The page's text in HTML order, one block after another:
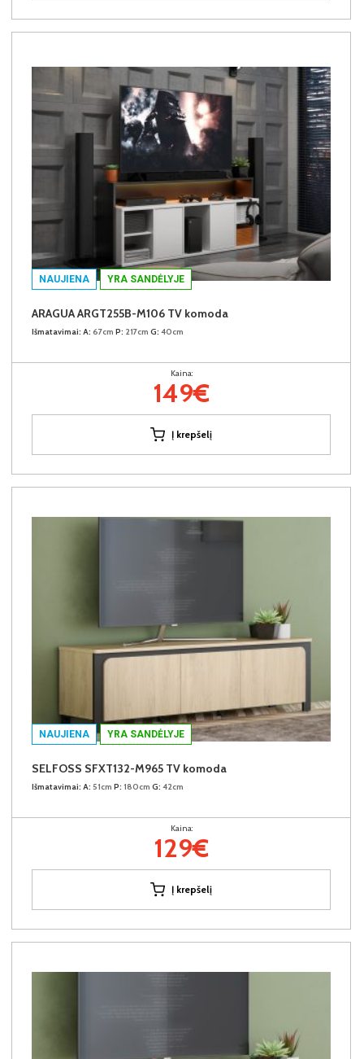
NAUJIENA YRA SANDĖLYJE
ARAGUA ARGT255B-M106 TV komoda
Išmatavimai: A: 67cm P: 217cm G: 40cm
Kaina:
149€
Į krepšelį
NAUJIENA YRA SANDĖLYJE
SELFOSS SFXT132-M965 TV komoda
Išmatavimai: A: 51cm P: 180cm G: 42cm
Kaina:
129€
Į krepšelį